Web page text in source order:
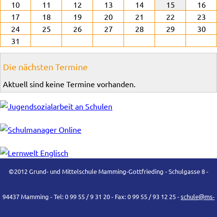
10
11 12 13 14 15
16
17
18 19 20 21 22
23
24
25 26 27 28 29
30
31
Die nächsten Termine
Aktuell sind keine Termine vorhanden.
©2012 Grund- und Mittelschule Mamming-Gottfrieding - Schulgasse 8 -
94437 Mamming - Tel: 0 99 55 / 9 31 20 - Fax: 0 99 55 / 93 12 25 -schule@ms-